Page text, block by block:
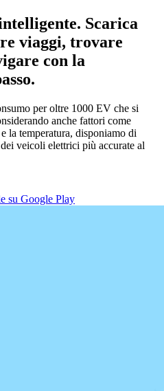
Scarica
viaggi, trovare
con la
per oltre 1000 EV che si
anche fattori come
la temperatura, disponiamo di
veicoli elettrici più accurate al